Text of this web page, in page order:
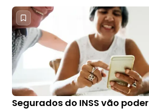
Segurados do INSS vão poder